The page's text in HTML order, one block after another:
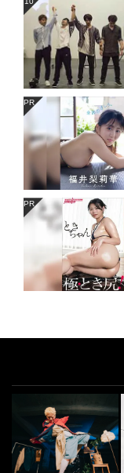
PR
PR